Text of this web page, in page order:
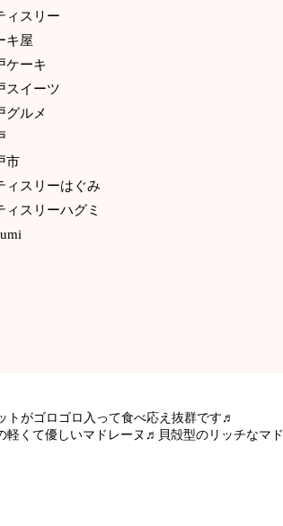
ィスリー
キ屋
ケーキ
スイーツ
グルメ
市
ィスリーはぐみ
ィスリーハグミ
トが ゴロゴロ入って食べ応え抜群です♬
くて優しいマドレーヌ♬貝殻型のリッチなマ